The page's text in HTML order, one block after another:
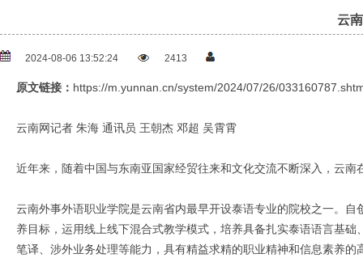
云
2024-08-06 13:52:24 2413
原文链接： https://m.yunnan.cn/system/2024/07/26/
云南网记者 朱海 通讯员 王朝杰 邓超 吴霄霄
近年来，随着中国与东南亚国家经贸往来和文化交流不断深入，云
云南外事外语职业学院是云南省内最早开设泰语专业的院校之一。
养目标，运用线上线下混合式教学模式，培养具备扎实泰语语言基
笔译、涉外业务处理等能力，具有精益求精的职业精神和信息素养的